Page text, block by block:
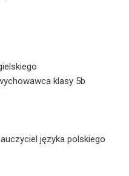
klasy 5b
języka polskiego